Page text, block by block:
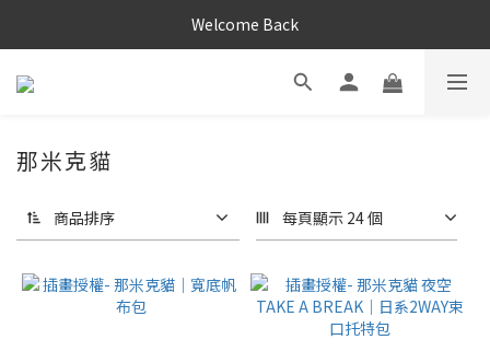
Welcome Back
那米克貓
商品排序 每頁顯示 24 個